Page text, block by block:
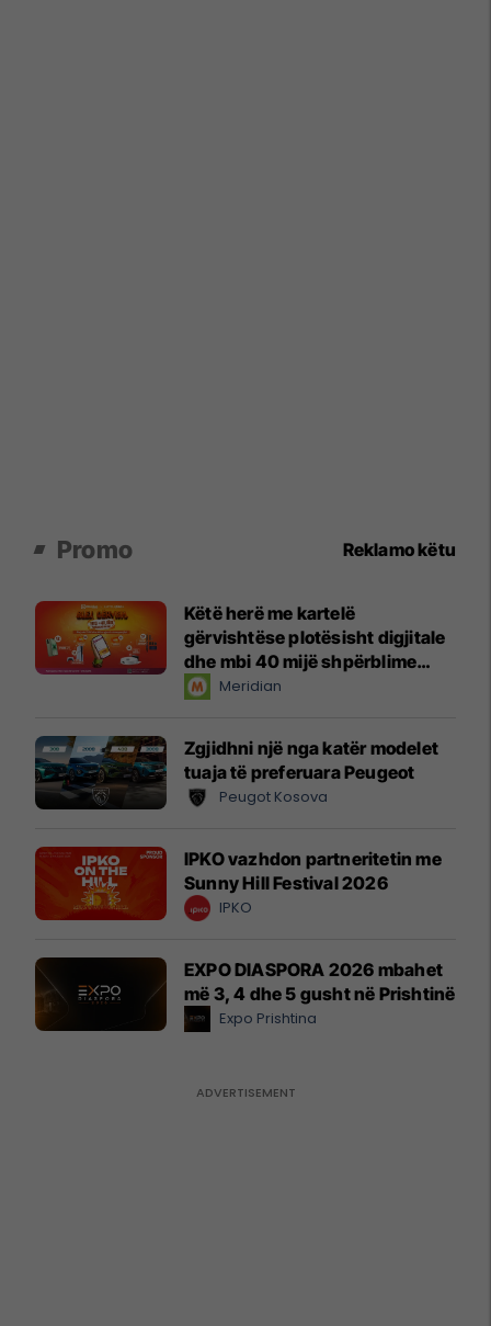
Promo Reklamo këtu
Këtë herë me kartelë
gërvishtëse plotësisht digjitale
dhe mbi 40 mijë shpërblime
instant!Meridian
Zgjidhni një nga katër modelet
tuaja të preferuara Peugeot
Peugot Kosova
IPKO vazhdon partneritetin me
Sunny Hill Festival 2026
IPKO
EXPO DIASPORA 2026 mbahet
më 3, 4 dhe 5 gusht në Prishtinë
Expo Prishtina